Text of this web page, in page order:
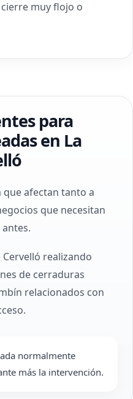
muy flojo o
para
en La
que afectan tanto a
que necesitan
Cervelló realizando
de cerraduras
relacionados con
normalmente
más la intervención.